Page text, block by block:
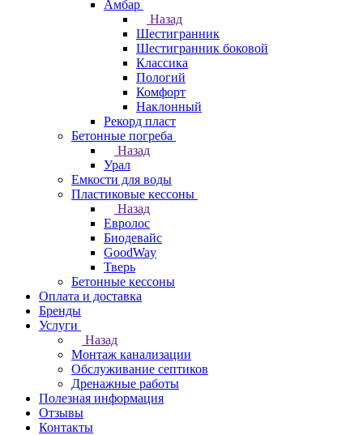
Амбар
Назад
Шестигранник
Шестигранник боковой
Классика
Пологий
Комфорт
Наклонный
Рекорд пласт
Бетонные погреба
Назад
Урал
Емкости для воды
Пластиковые кессоны
Назад
Евролос
Биодевайс
GoodWay
Тверь
Бетонные кессоны
Оплата и доставка
Бренды
Услуги
Назад
Монтаж канализации
Обслуживание септиков
Дренажные работы
Полезная информация
Отзывы
Контакты